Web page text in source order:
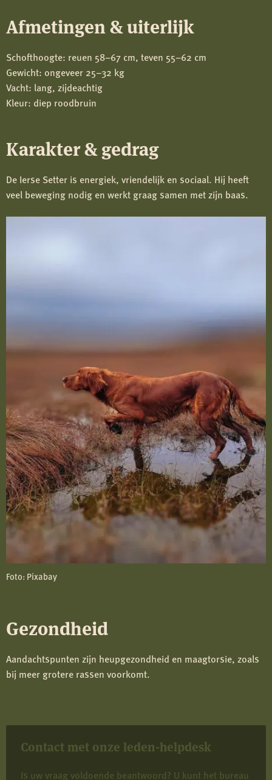
Contact met onze leden-helpdesk
Is uw vraag voldoende beantwoord? U kunt het bureau
Afmetingen & uiterlijk
Schofthoogte: reuen 58–67 cm, teven 55–62 cm
Gewicht: ongeveer 25–32 kg
Vacht: lang, zijdeachtig
Kleur: diep roodbruin
Karakter & gedrag
De Ierse Setter is energiek, vriendelijk en sociaal. Hij heeft
veel beweging nodig en werkt graag samen met zijn baas.
Foto: Pixabay
Gezondheid
Aandachtspunten zijn heupgezondheid en maagtorsie, zoals
bij meer grotere rassen voorkomt.